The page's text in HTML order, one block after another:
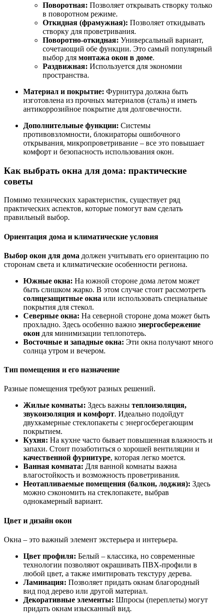
Поворотная: Позволяет открывать створку только
в поворотном режиме.
Откидная (фрамужная): Позволяет откидывать
створку для проветривания.
Поворотно-откидная: Универсальный вариант,
сочетающий обе функции. Это самый популярный
выбор для монтажа окон в доме.
Раздвижная: Используется для экономии
пространства.
Материал и покрытие: Фурнитура должна быть
изготовлена из прочных материалов (сталь) и иметь
антикоррозийное покрытие для долговечности.
Дополнительные функции: Системы
противовзломности, блокираторы ошибочного
открывания, микропроветривание – все это повышает
комфорт и безопасность использования окон.
Как выбрать окна для дома: практические
советы
Помимо технических характеристик, существует ряд
практических аспектов, которые помогут вам сделать
правильный выбор.
Ориентация дома и климатические условия
Выбор окон для дома должен учитывать его ориентацию по
сторонам света и климатические особенности региона.
Южные окна: На южной стороне дома летом может
быть слишком жарко. В этом случае стоит рассмотреть
солнцезащитные окна или использовать специальные
покрытия для стекол.
Северные окна: На северной стороне дома может быть
прохладно. Здесь особенно важно энергосбережение
окон для минимизации теплопотерь.
Восточные и западные окна: Эти окна получают много
солнца утром и вечером.
Тип помещения и его назначение
Разные помещения требуют разных решений.
Жилые комнаты: Здесь важны теплоизоляция,
звукоизоляция и комфорт. Идеально подойдут
двухкамерные стеклопакеты с энергосберегающим
покрытием.
Кухня: На кухне часто бывает повышенная влажность и
запахи. Стоит позаботиться о хорошей вентиляции и
качественной фурнитуре, которая легко моется.
Ванная комната: Для ванной комнаты важна
влагостойкость и возможность проветривания.
Неотапливаемые помещения (балкон, лоджия): Здесь
можно сэкономить на стеклопакете, выбрав
однокамерный вариант.
Цвет и дизайн окон
Окна – это важный элемент экстерьера и интерьера.
Цвет профиля: Белый – классика, но современные
технологии позволяют окрашивать ПВХ-профили в
любой цвет, а также имитировать текстуру дерева.
Ламинация: Позволяет придать окнам благородный
вид под дерево или другой материал.
Декоративные элементы: Шпросы (переплеты) могут
придать окнам изысканный вид.